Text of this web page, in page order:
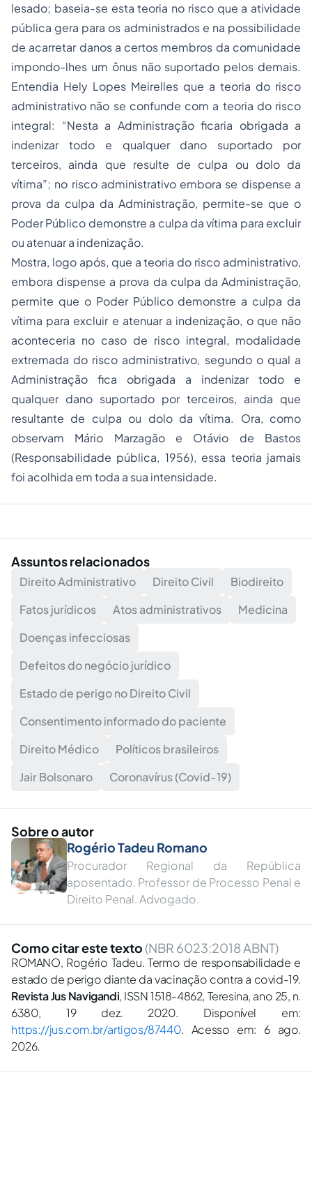
lesado; baseia-se esta teoria no risco que a atividade
pública gera para os administrados e na possibilidade
de acarretar danos a certos membros da comunidade
impondo-lhes um ônus não suportado pelos demais.
Entendia Hely Lopes Meirelles que a teoria do risco
administrativo não se confunde com a teoria do risco
integral: “Nesta a Administração ficaria obrigada a
indenizar todo e qualquer dano suportado por
terceiros, ainda que resulte de culpa ou dolo da
vítima”; no risco administrativo embora se dispense a
prova da culpa da Administração, permite-se que o
Poder Público demonstre a culpa da vítima para excluir
ou atenuar a indenização.
Mostra, logo após, que a teoria do risco administrativo,
embora dispense a prova da culpa da Administração,
permite que o Poder Público demonstre a culpa da
vítima para excluir e atenuar a indenização, o que não
aconteceria no caso de risco integral, modalidade
extremada do risco administrativo, segundo o qual a
Administração fica obrigada a indenizar todo e
qualquer dano suportado por terceiros, ainda que
resultante de culpa ou dolo da vítima. Ora, como
observam Mário Marzagão e Otávio de Bastos
(Responsabilidade pública, 1956), essa teoria jamais
foi acolhida em toda a sua intensidade.
Assuntos relacionados
Direito Administrativo Direito Civil
Biodireito
Fatos jurídicos
Atos administrativos
Medicina
Doenças infecciosas
Defeitos do negócio jurídico
Estado de perigo no Direito Civil
Consentimento informado do paciente
Direito Médico
Políticos brasileiros
Jair Bolsonaro
Coronavírus (Covid-19)
Sobre o autor
Rogério Tadeu Romano
Procurador Regional da República
aposentado. Professor de Processo Penal e
Direito Penal. Advogado.
Como citar este texto (NBR 6023:2018 ABNT)
ROMANO, Rogério Tadeu. Termo de responsabilidade e
estado de perigo diante da vacinação contra a covid-19.
Revista Jus Navigandi, ISSN 1518-4862, Teresina, ano 25, n.
6380, 19 dez. 2020. Disponível em:
https://jus.com.br/artigos/87440. Acesso em: 6 ago.
2026.